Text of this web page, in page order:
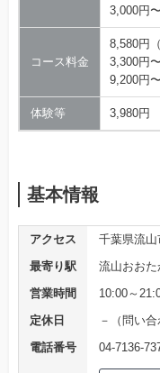
3,000円
コース料金
8,580円
3,300円
9,200円
体験等 3,980円
基本情報
アクセス
千葉県流山
最寄り駅
流山おお
営業時間
10:00～
定休日
－（問い合
電話番号
04-7136-